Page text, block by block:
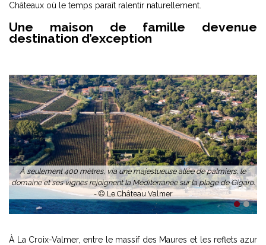
Châteaux où le temps paraît ralentir naturellement.
Une maison de famille devenue
destination d’exception
À seulement 400 mètres, via une majestueuse allée de palmiers, le
domaine et ses vignes rejoignent la Méditerranée sur la plage de Gigaro.
-© Le Château Valmer
1 2
À La Croix-Valmer, entre le massif des Maures et les reflets azur